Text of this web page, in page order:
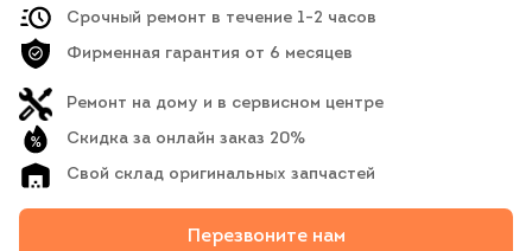
Срочный ремонт в течение 1-2 часов
Фирменная гарантия от 6 месяцев
Ремонт на дому и в сервисном центре
Скидка за онлайн заказ 20%
Свой склад оригинальных запчастей
Перезвоните нам